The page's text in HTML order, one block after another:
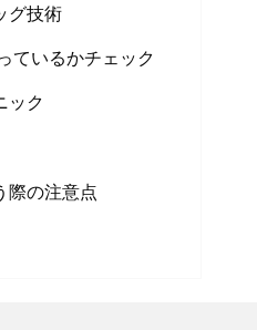
グ技術
ているかチェック
ック
際の注意点